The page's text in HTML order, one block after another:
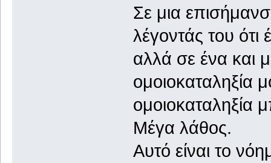
Σε μια
λέγοντάς του ότι
αλλά σε ένα και
ομοιοκαταληξία
ομοιοκαταληξία
Μέγα λάθος.
Αυτό είναι το